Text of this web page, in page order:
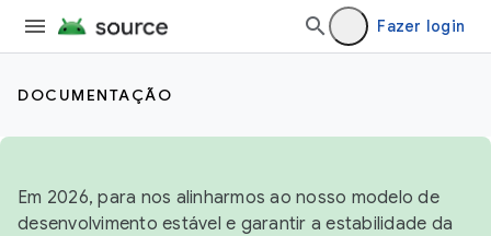
Fazer login
DOCUMENTAÇÃO
Em 2026, para nos alinharmos ao nosso modelo de
desenvolvimento estável e garantir a estabilidade da